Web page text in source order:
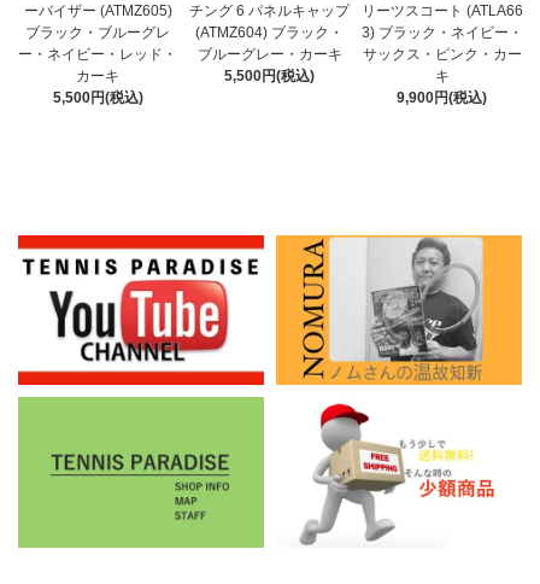
ーバイザー (ATMZ605)
ブラック・ブルーグレ
ー・ネイビー・レッド・
カーキ
5,500円(税込)
チング 6 パネルキャップ
(ATMZ604) ブラック・
ブルーグレー・カーキ
5,500円(税込)
リーツスコート (ATLA66
3) ブラック・ネイビー・
サックス・ピンク・カー
キ
9,900円(税込)